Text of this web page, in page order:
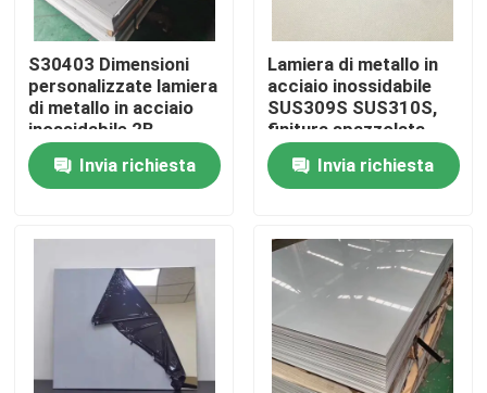
Giro della fabbrica
Controllo di qualità
Contattici
Notizie
tubo senza cuciture degli ss
S30403 Dimensioni
personalizzate lamiera
di metallo in acciaio
inossidabile 2B
Finitura lucidatura a
freddo per
elettrodomestici
Invia richiesta
Lamiera di metallo in
acciaio inossidabile
SUS309S SUS310S,
finitura spazzolata,
laminata a freddo per
strutture edilizie
Invia richiesta